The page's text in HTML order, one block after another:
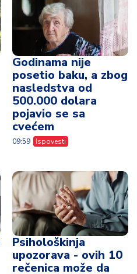
Godinama nije
posetio baku, a zbog
nasledstva od
500.000 dolara
pojavio se sa
cvećem
09:59 Ispovesti
Psihološkinja
upozorava - ovih 10
rečenica može da